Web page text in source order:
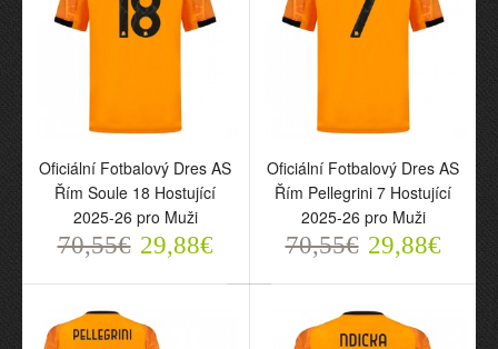
AS Řím Soule 18
Hostující 2025-26 pro
Muži
70,55€ 29,88€
AS Řím Pellegrini 7
Hostující 2025-26 pro
Muži
70,55€ 29,88€
Oficiální Fotbalový Dres AS
Řím Soule 18 Hostující
2025-26 pro Muži
70,55€ 29,88€
Oficiální Fotbalový Dres AS
Řím Pellegrini 7 Hostující
2025-26 pro Muži
70,55€ 29,88€